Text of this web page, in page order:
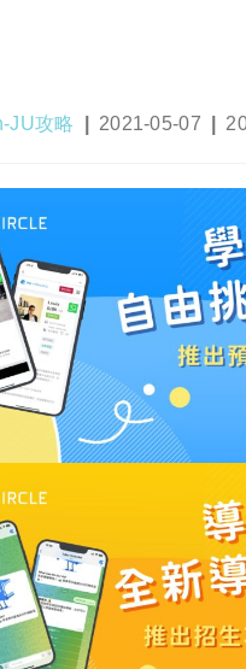
JU攻略
Post
2021-05-07